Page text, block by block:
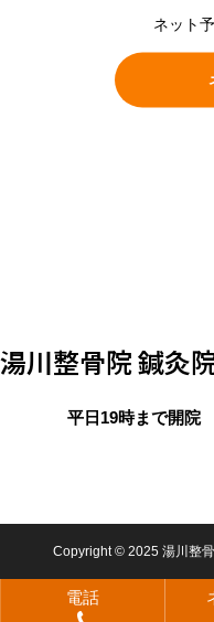
ネット
湯川整骨院 鍼灸
平日19時まで開院
Copyright © 2025 湯川整
電話